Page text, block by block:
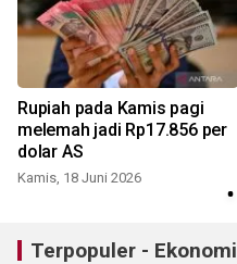
Rupiah pada Kamis pagi
melemah jadi Rp17.856 per
dolar AS
Kamis, 18 Juni 2026
Terpopuler - Ekonomi